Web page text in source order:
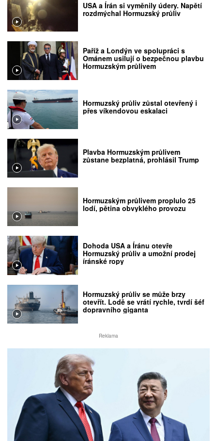
USA a Írán si vyměnily údery. Napětí
rozdmýchal Hormuzský průliv
Paříž a Londýn ve spolupráci s
Ománem usilují o bezpečnou plavbu
Hormuzským průlivem
Hormuzský průliv zůstal otevřený i
přes víkendovou eskalaci
Plavba Hormuzským průlivem
zůstane bezplatná, prohlásil Trump
Hormuzským průlivem proplulo 25
lodí, pětina obvyklého provozu
Dohoda USA a Íránu otevře
Hormuzský průliv a umožní prodej
íránské ropy
Hormuzský průliv se může brzy
otevřít. Lodě se vrátí rychle, tvrdí šéf
dopravního giganta
Reklama